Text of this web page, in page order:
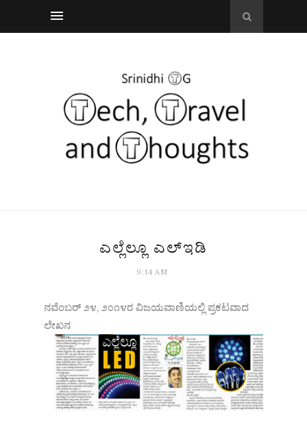
ಎಲ್ಲೆಲ್ಲೂ ಎಲ್‌ಇಡಿ
9:14 AM
ನವೆಂಬರ್ ೨೪, ೨೦೧೪ರ ವಿಜಯವಾಣಿಯಲ್ಲಿ ಪ್ರಕಟವಾದ
ಲೇಖನ